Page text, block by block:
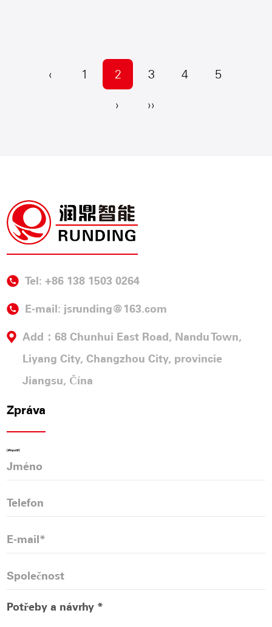
‹ 1 2 3 4 5
› ››
Tel: +86 138 1503 0264
E-mail: jsrunding@163.com
Add：68 Chunhui East Road, Nandu Town,
Liyang City, Changzhou City, provincie
Jiangsu, Čína
Zpráva
[#Input#]